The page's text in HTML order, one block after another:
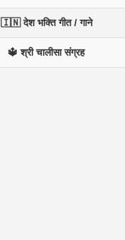
🇮🇳 देश भक्ति गीत / गाने
🔱 श्री चालीसा संग्रह